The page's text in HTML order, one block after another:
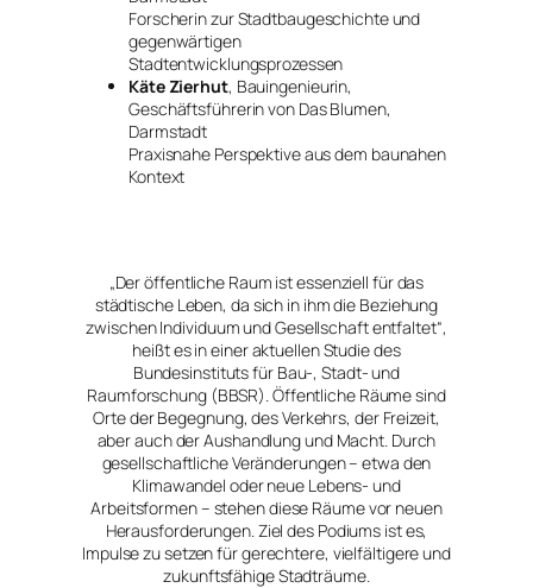
Forscherin zur Stadtbaugeschichte und
gegenwärtigen
Stadtentwicklungsprozessen
Käte Zierhut, Bauingenieurin,
Geschäftsführerin von Das Blumen,
Darmstadt
Praxisnahe Perspektive aus dem baunahen
Kontext
„Der öffentliche Raum ist essenziell für das
städtische Leben, da sich in ihm die Beziehung
zwischen Individuum und Gesellschaft entfaltet“,
heißt es in einer aktuellen Studie des
Bundesinstituts für Bau-, Stadt- und
Raumforschung (BBSR). Öffentliche Räume sind
Orte der Begegnung, des Verkehrs, der Freizeit,
aber auch der Aushandlung und Macht. Durch
gesellschaftliche Veränderungen – etwa den
Klimawandel oder neue Lebens- und
Arbeitsformen – stehen diese Räume vor neuen
Herausforderungen. Ziel des Podiums ist es,
Impulse zu setzen für gerechtere, vielfältigere und
zukunftsfähige Stadträume.